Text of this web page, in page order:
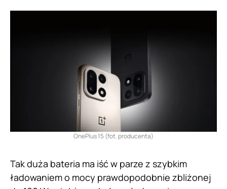
OnePlus 15 (fot. producenta)
Tak duża bateria ma iść w parze z szybkim
ładowaniem o mocy prawdopodobnie zbliżonej